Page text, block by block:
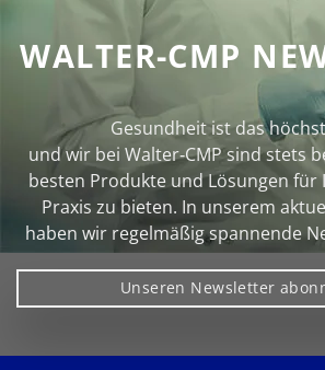
WALTER-CMP
Gesundheit ist das
und wir bei Walter‑CMP sind stets
besten Produkte und Lösungen
Praxis zu bieten. In unserem
haben wir regelmäßig spannende
Unseren Newsletter